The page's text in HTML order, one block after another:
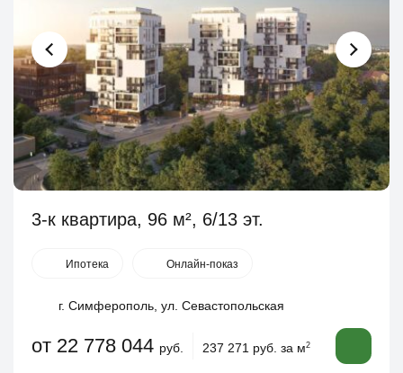
3-к квартира, 96 м², 6/13 эт.
Ипотека Онлайн-показ
г. Симферополь, ул. Севастопольская
от 22 778 044 руб. 237 271 руб. за м2